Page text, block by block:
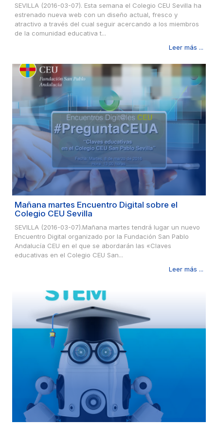
SEVILLA (2016-03-07). Esta semana el Colegio CEU Sevilla ha
estrenado nueva web con un diseño actual, fresco y
atractivo a través del cual seguir acercando a los miembros
de la comunidad educativa t...
Leer más ...
Mañana martes Encuentro Digital sobre el
Colegio CEU Sevilla
SEVILLA (2016-03-07).Mañana martes tendrá lugar un nuevo
Encuentro Digital organizado por la Fundación San Pablo
Andalucía CEU en el que se abordarán las «Claves
educativas en el Colegio CEU San...
Leer más ...